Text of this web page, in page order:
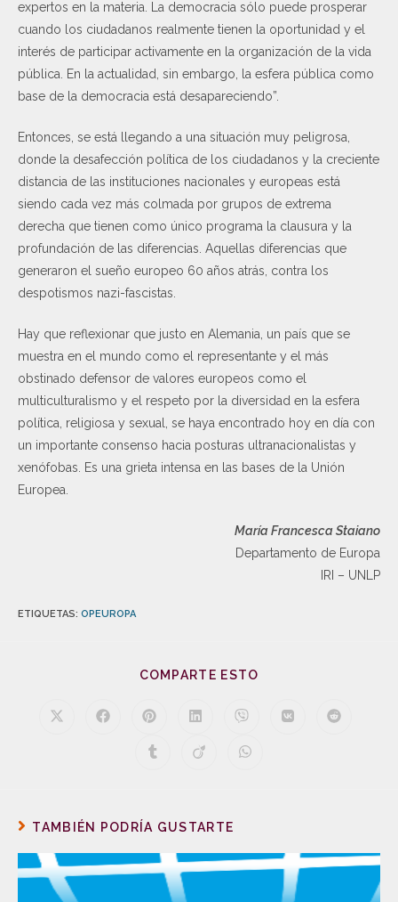
expertos en la materia. La democracia sólo puede prosperar
cuando los ciudadanos realmente tienen la oportunidad y el
interés de participar activamente en la organización de la vida
pública. En la actualidad, sin embargo, la esfera pública como
base de la democracia está desapareciendo”.
Entonces, se está llegando a una situación muy peligrosa,
donde la desafección política de los ciudadanos y la creciente
distancia de las instituciones nacionales y europeas está
siendo cada vez más colmada por grupos de extrema
derecha que tienen como único programa la clausura y la
profundación de las diferencias. Aquellas diferencias que
generaron el sueño europeo 60 años atrás, contra los
despotismos nazi-fascistas.
Hay que reflexionar que justo en Alemania, un país que se
muestra en el mundo como el representante y el más
obstinado defensor de valores europeos como el
multiculturalismo y el respeto por la diversidad en la esfera
política, religiosa y sexual, se haya encontrado hoy en día con
un importante consenso hacia posturas ultranacionalistas y
xenófobas. Es una grieta intensa en las bases de la Unión
Europea.
María Francesca Staiano
Departamento de Europa
IRI – UNLP
ETIQUETAS: OPEUROPA
COMPARTE ESTO
TAMBIÉN PODRÍA GUSTARTE